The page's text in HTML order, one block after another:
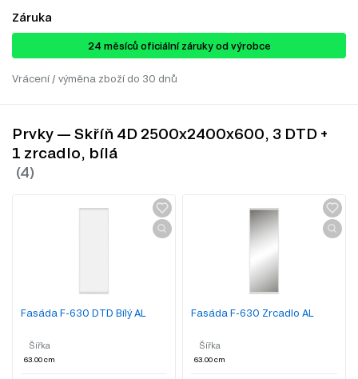
Záruka
24 ​​​​měsíců oficiální záruky od výrobce
Vrácení / výměna zboží do 30 dnů
Prvky — Skříň 4D 2500x2400x600, 3 DTD +
1 zrcadlo, bílá
Fasáda F-630 DTD Bílý AL
Šířka
63.00 cm
Fasáda F-630 Zrcadlo AL
Šířka
63.00 cm